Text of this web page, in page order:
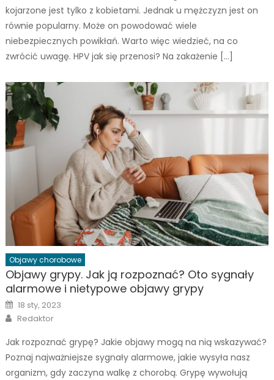
kojarzone jest tylko z kobietami. Jednak u mężczyzn jest on
równie popularny. Może on powodować wiele
niebezpiecznych powikłań. Warto więc wiedzieć, na co
zwrócić uwagę. HPV jak się przenosi? Na zakażenie […]
Objawy chorobowe
Objawy grypy. Jak ją rozpoznać? Oto sygnały
alarmowe i nietypowe objawy grypy
Posted
on
18 sty, 2023
Author
Redaktor
Jak rozpoznać grypę? Jakie objawy mogą na nią wskazywać?
Poznaj najważniejsze sygnały alarmowe, jakie wysyła nasz
organizm, gdy zaczyna walkę z chorobą. Grypę wywołują